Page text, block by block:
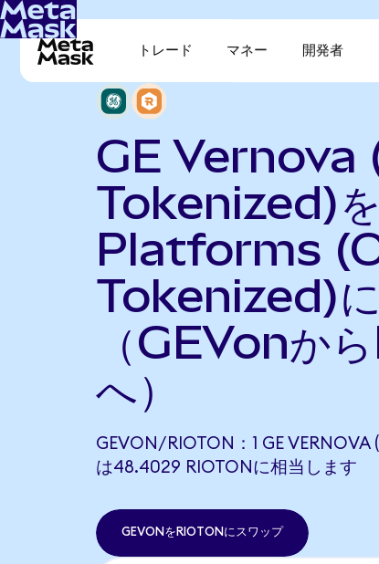
トレード マネー 開発者
GE Vernova
Tokenized)
Platforms
Tokenized)
（GEVonか
へ）
GEVON/RIOTON：1 GE VERNOVA
は48.4029 RIOTONに相当します
GEVONをRIOTONにスワップ